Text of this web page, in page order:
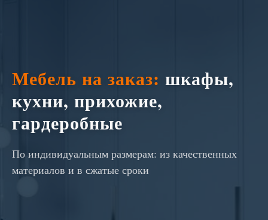
Мебель на заказ: шкафы,
кухни, прихожие,
гардеробные
По индивидуальным размерам: из качественных
материалов и в сжатые сроки